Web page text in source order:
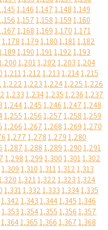
1,1461,1471,1481,149
1,1571,1581,1591,160
1,1681,1691,1701,171
1,1781,1791,1801,1811,182
1,1901,1911,1921,193
1,2011,2021,2031,204
1,2111,2121,2131,2141,215
1,2221,2231,2241,2251,226
1,2331,2341,2351,2361,237
1,2441,2451,2461,2471,248
1,2551,2561,2571,2581,259
1,2661,2671,2681,2691,270
1,2771,2781,2791,280
1,2871,2881,2891,2901,291
1,2981,2991,3001,3011,302
1,3091,3101,3111,3121,313
1,3211,3221,3231,324
1,3311,3321,3331,3341,335
1,3421,3431,3441,3451,346
1,3531,3541,3551,3561,357
1,3641,3651,3661,3671,368